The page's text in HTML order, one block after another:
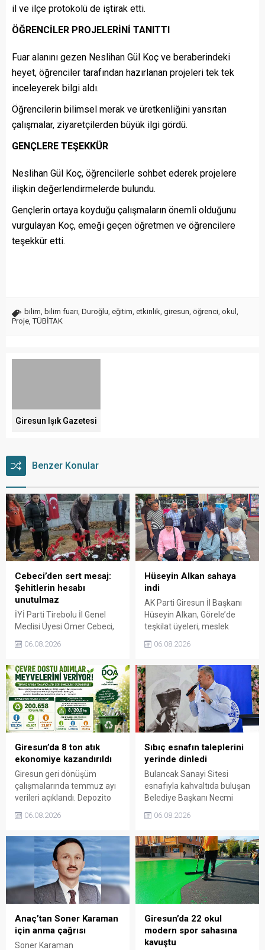
il ve ilçe protokolü de iştirak etti.
ÖĞRENCİLER PROJELERİNİ TANITTI
Fuar alanını gezen Neslihan Gül Koç ve beraberindeki
heyet, öğrenciler tarafından hazırlanan projeleri tek tek
inceleyerek bilgi aldı.
Öğrencilerin bilimsel merak ve üretkenliğini yansıtan
çalışmalar, ziyaretçilerden büyük ilgi gördü.
GENÇLERE TEŞEKKÜR
Neslihan Gül Koç, öğrencilerle sohbet ederek projelere
ilişkin değerlendirmelerde bulundu.
Gençlerin ortaya koyduğu çalışmaların önemli olduğunu
vurgulayan Koç, emeği geçen öğretmen ve öğrencilere
teşekkür etti.
bilim, bilim fuarı, Duroğlu, eğitim, etkinlik, giresun, öğrenci, okul ,
Proje,TÜBİTAK
Giresun Işık Gazetesi
Benzer Konular
Cebeci’den sert mesaj:
Şehitlerin hesabı
unutulmaz
İYİ Parti Tirebolu İl Genel
Meclisi Üyesi Ömer Cebeci,
Cemiyeti’nin Milli Mücadele
çekti. Cebeci, Giresun’un
bağımsızlık mücadelesinde
üstlendiği tarihi
sorumluluğun gelecek
nesillere doğru anlatılması
gerektiğini söyledi.
06.08.2026
Hüseyin Alkan sahaya
indi
AK Parti Giresun İl Başkanı
Hüseyin Alkan, Görele’de
teşkilat üyeleri, meslek
gelerek talep ve beklentileri
06.08.2026
Giresun’da 8 ton atık
ekonomiye kazandırıldı
Giresun geri dönüşüm
çalışmalarında temmuz ayı
verileri açıklandı. Depozito
uygulamasına destek veren
ambalajın çöpe gitmesini
06.08.2026
Sıbıç esnafın taleplerini
yerinde dinledi
Bulancak Sanayi Sitesi
esnafıyla kahvaltıda buluşan
Belediye Başkanı Necmi
planlanan çalışmaları
da yaşadığı sorunları ve
beklentilerini doğrudan
Başkan Sıbıç’a aktardı.
06.08.2026
Anaç’tan Soner Karaman
için anma çağrısı
Soner Karaman
Giresun’da 22 okul
modern spor sahasına
kavuştu